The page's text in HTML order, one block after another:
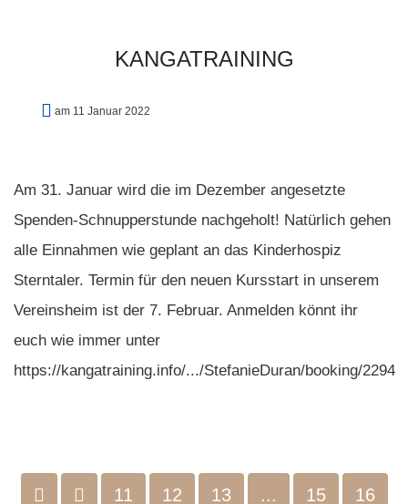
KANGATRAINING
am 11 Januar 2022
Am 31. Januar wird die im Dezember angesetzte
Spenden-Schnupperstunde nachgeholt! Natürlich gehen
alle Einnahmen wie geplant an das Kinderhospiz
Sterntaler. Termin für den neuen Kursstart in unserem
Vereinsheim ist der 7. Februar. Anmelden könnt ihr
euch wie immer unter
https://kangatraining.info/.../StefanieDuran/booking/2294
11 12 13 ... 15 16